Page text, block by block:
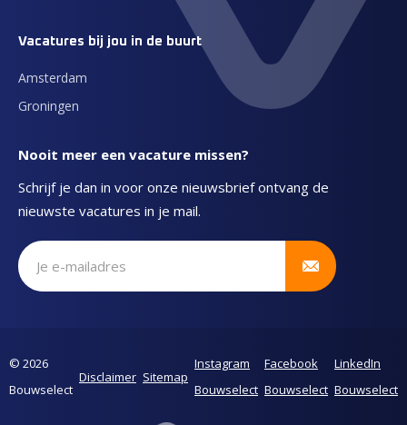
Vacatures bij jou in de buurt
Amsterdam
Groningen
Nooit meer een vacature missen?
Schrijf je dan in voor onze nieuwsbrief ontvang de
nieuwste vacatures in je mail.
Schrijf je in voor onze nieuwsbrief
© 2026
Bouwselect
Disclaimer Sitemap
Instagram
Bouwselect
Facebook
Bouwselect
LinkedIn
Bouwselect